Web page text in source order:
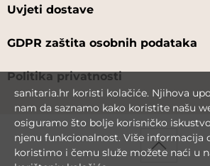
Uvjeti dostave
GDPR zaštita osobnih podataka
Politika privatnosti
sanitaria.hr koristi kolačiće. Njihova
nam da saznamo kako koristite našu
osiguramo što bolje korisničko
njenu funkcionalnost. Više informacija
koristimo i čemu služe možete naći u